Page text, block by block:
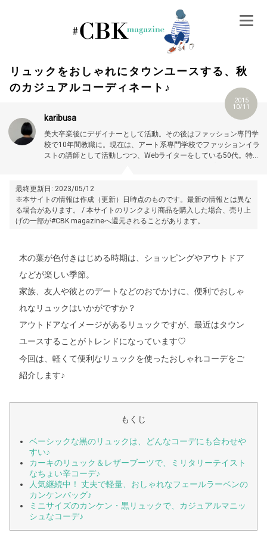
リュックをおしゃれにタウンユースする、秋
のカジュアルコーディネート♪
2015
10/11
karibusa
美大卒業後にデザイナーとして活動。その後はファッション専門学
校で10年間教職に。現在は、アート系専門学校でファッションイラ
ストの講師として活動しつつ、Webライターをしている50代。特に
最終更新日: 2023/05/12
※本サイトの情報は作成（更新）日時点のものです。最新の情報とは異な
る場合があります。 / 本サイトのリンクより商品を購入した場合、売り上
げの一部が#CBK magazineへ還元されることがあります。
木の葉が色付きはじめる時期は、ショッピングやアウトドア
などが楽しい季節。
家族、友人や彼とのデートなどのおでかけに、便利でおしゃ
れなリュックはいかがですか？
アウトドアなイメージがあるリュックですが、最近はタウン
ユースすることがトレンドになっています♡
今回は、軽くて便利なリュックを使ったおしゃれコーデをご
紹介します♪
もくじ
ベーシックな黒のリュックは、どんなコーデにも合わせや
すい♪
カーキのリュック＆レザーブーツで、ミリタリーテイスト
なちょい辛コーデ♪
人気継続中！ 丈夫で軽量、おしゃれなフェールラーベンの
カンケンバッグ♪
ミニサイズのカンケン・黒リュックで、カジュアルマニッ
シュなコーデ♪